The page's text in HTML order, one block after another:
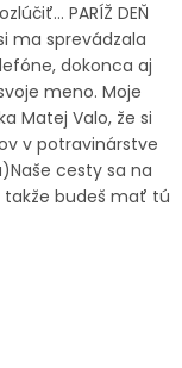
PARÍŽ DEŇ
ma sprevádzala
dokonca aj
meno. Moje
Matej Valo, že si
v potravinárstve
cesty sa na
takže budeš mať tú